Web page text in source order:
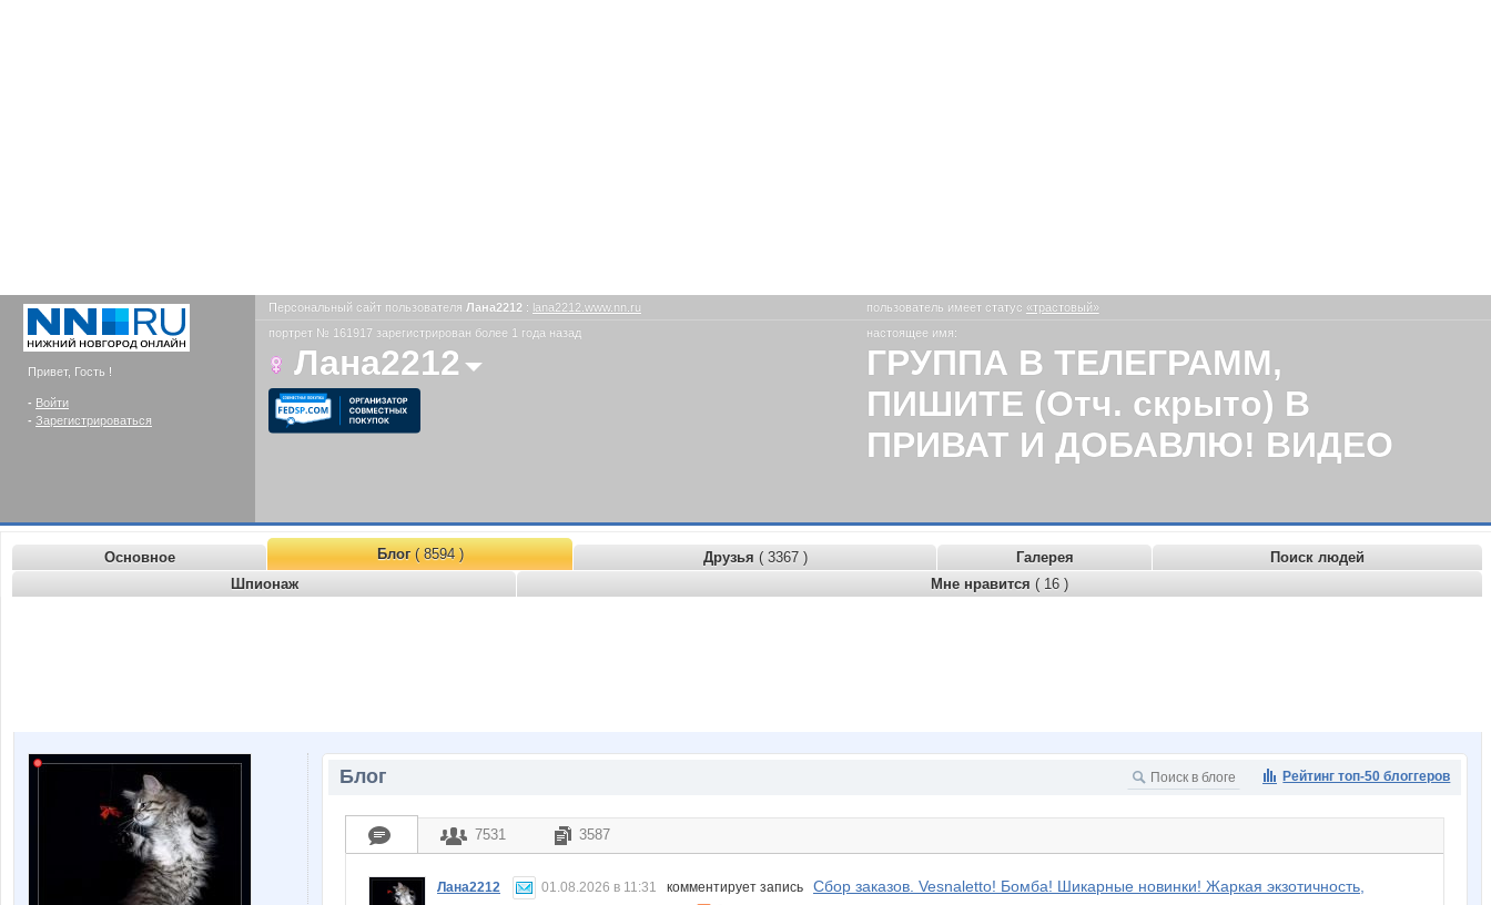
Привет, Гость !
- Войти
- Зарегистрироваться
Персональный сайт пользователя Лана2212 : lana2212.www.nn.ru пользователь имеет статус «трастовый»
портрет № 161917 зарегистрирован более 1 года назад
Лана2212
настоящее имя:
ГРУППА В ТЕЛЕГРАММ,
ПИШИТЕ (Отч. скрыто) В
ПРИВАТ И ДОБАВЛЮ! ВИДЕО
Основное Блог( 8594 ) Друзья ( 3367 ) Галерея
Поиск людей
Шпионаж
Мне нравится ( 16 )
Рейтинг топ-50 блоггеров
Блог
7531 3587
Лана2212 01.08.2026 в 11:31 комментирует запись Сбор заказов. Vesnaletto! Бомба! Шикарные новинки! Жаркая экзотичность,